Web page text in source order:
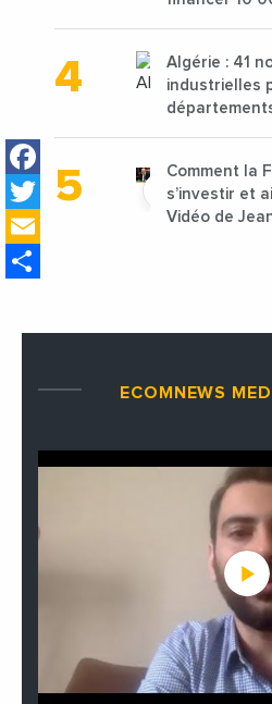
Facebook
Twitter
Algérie : 41
industrielles
Comment la
s’investir et
Vidéo de
ECOMNEWS MED